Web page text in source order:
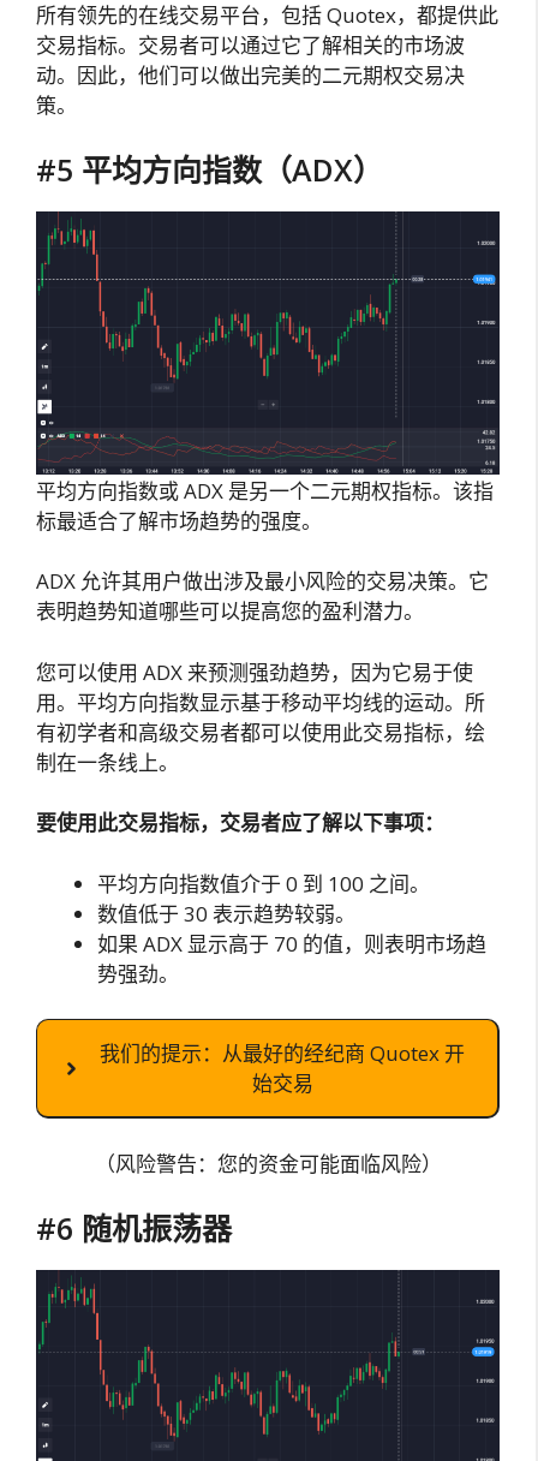
所有领先的在线交易平台，包括 Quotex，都提供此
交易指标。交易者可以通过它了解相关的市场波
动。因此，他们可以做出完美的二元期权交易决
策。
#5 平均方向指数（ADX）
平均方向指数或 ADX 是另一个二元期权指标。该指
标最适合了解市场趋势的强度。
ADX 允许其用户做出涉及最小风险的交易决策。它
表明趋势知道哪些可以提高您的盈利潜力。
您可以使用 ADX 来预测强劲趋势，因为它易于使
用。平均方向指数显示基于移动平均线的运动。所
有初学者和高级交易者都可以使用此交易指标，绘
制在一条线上。
要使用此交易指标，交易者应了解以下事项：
平均方向指数值介于 0 到 100 之间。
数值低于 30 表示趋势较弱。
如果 ADX 显示高于 70 的值，则表明市场趋
势强劲。
我们的提示：从最好的经纪商 Quotex 开
始交易
（风险警告：您的资金可能面临风险）
#6 随机振荡器